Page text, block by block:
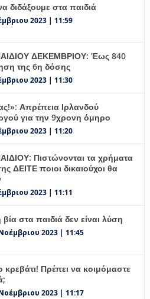
διδάξουμε στα παιδιά
2023 | 11:59
ΔΕΚΕΜΒΡΙΟΥ: Έως 840
της 6η δόσης
2023 | 11:30
Απρέπεια Ιρλανδού
για την 9χρονη όμηρο
2023 | 11:20
Πιστώνονται τα χρήματα
ΔΕΙΤΕ ποιοι δικαιούχοι θα
2023 | 11:11
στα παιδιά δεν είναι λύση
2023 | 11:45
κρεβάτι! Πρέπει να κοιμόμαστε
2023 | 11:17